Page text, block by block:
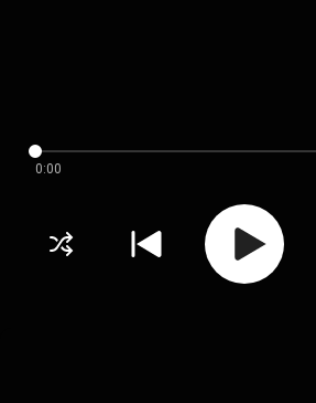
0:00